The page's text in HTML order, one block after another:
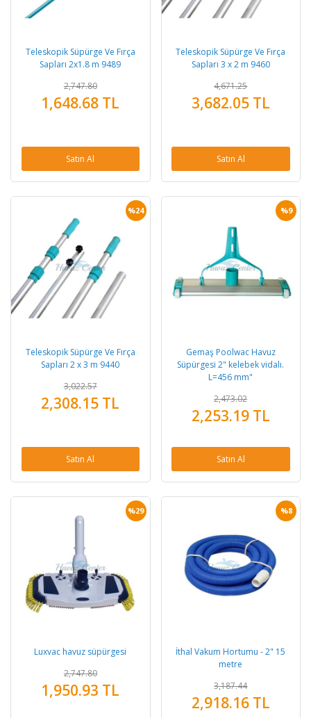
Teleskopik Süpürge Ve Fırça
Sapları 2x1.8 m 9489
2,747.80
1,648.68 TL
Satın Al
Teleskopik Süpürge Ve Fırça
Sapları 3 x 2 m 9460
4,671.25
3,682.05 TL
Satın Al
%24
Teleskopik Süpürge Ve Fırça
Sapları 2 x 3 m 9440
3,022.57
2,308.15 TL
Satın Al
%9
Gemaş Poolwac Havuz
Süpürgesi 2" kelebek vidalı.
L=456 mm"
2,473.02
2,253.19 TL
Satın Al
%29
Luxvac havuz süpürgesi
2,747.80
1,950.93 TL
%8
İthal Vakum Hortumu - 2" 15
metre
3,187.44
2,918.16 TL